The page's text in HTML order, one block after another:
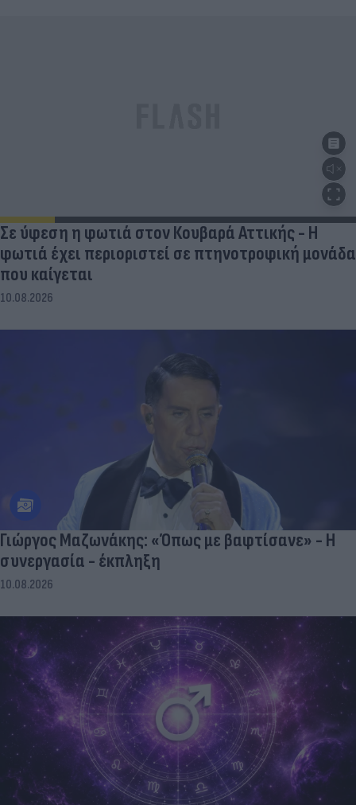
Σε ύφεση η φωτιά στον Κουβαρά Αττικής - Η
φωτιά έχει περιοριστεί σε πτηνοτροφική μονάδα
που καίγεται
10.08.2026
Γιώργος Μαζωνάκης: «Όπως με βαφτίσανε» - Η
συνεργασία - έκπληξη
10.08.2026